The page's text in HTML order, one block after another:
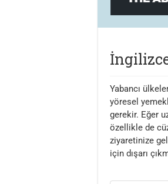
Yabancı
yöresel
gerekir. Eğer
özellikle de
ziyaretinize
için dışarı